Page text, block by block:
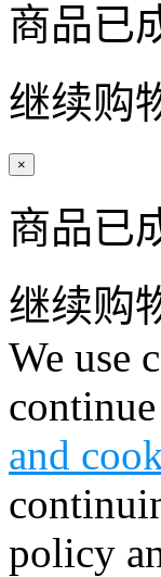
商品已
继续购
×
商品已
继续购
We use
and
policy